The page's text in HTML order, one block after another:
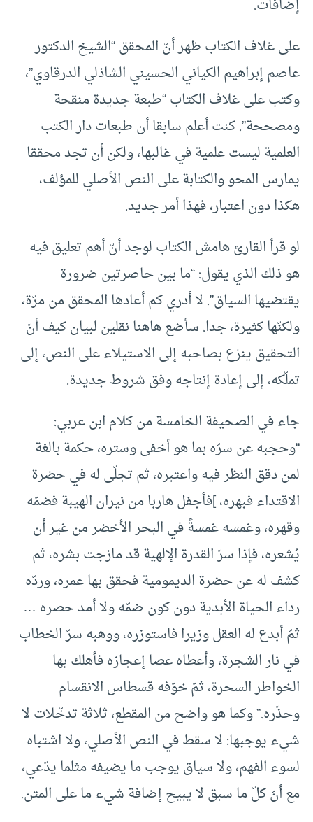
إضافات.
على غلاف الكتاب ظهر أنّ المحقق “الشيخ الدكتور
عاصم إبراهيم الكياني الحسيني الشاذلي الدرقاوي”،
وكتب على غلاف الكتاب “طبعة جديدة منقحة
ومصححة”. كنت أعلم سابقا أن طبعات دار الكتب
العلمية ليست علمية في غالبها، ولكن أن تجد محققا
يمارس المحو والكتابة على النص الأصلي للمؤلف،
هكذا دون اعتبار، فهذا أمر جديد.
لو قرأ القارئ هامش الكتاب لوجد أنّ أهم تعليق فيه
هو ذلك الذي يقول: “ما بين حاصرتين ضرورة
يقتضيها السياق”. لا أدري كم أعادها المحقق من مرّة،
ولكنّها كثيرة، جدا. سأضع هاهنا نقلين لبيان كيف أنّ
التحقيق ينزع بصاحبه إلى الاستيلاء على النص، إلى
تملّكه، إلى إعادة إنتاجه وفق شروط جديدة.
جاء في الصحيفة الخامسة من كلام ابن عربي:
“وحجبه عن سرّه بما هو أخفى وستره، حكمة بالغة
لمن دقق النظر فيه واعتبره، ثم تجلّى له في حضرة
الاقتداء فبهره، ]فأجفل هاربا من نيران الهيبة فضمّه
وقهره، وغمسه غمسةً في البحر الأخضر من غير أن
يُشعره، فإذا سرّ القدرة الإلهية قد مازجت بشره، ثم
كشف له عن حضرة الديمومية فحقق بها عمره، وردّه
رداء الحياة الأبدية دون كون ضمّه ولا أمد حصره …
ثمّ أبدع له العقل وزيرا فاستوزره، ووهبه سرّ الخطاب
في نار الشجرة، وأعطاه عصا إعجازه فأهلك بها
الخواطر السحرة، ثمّ خوّفه قسطاس الانقسام
وحذّره.” وكما هو واضح من المقطع، ثلاثة تدخّلات لا
شيء يوجبها: لا سقط في النص الأصلي، ولا اشتباه
لسوء الفهم، ولا سياق يوجب ما يضيفه مثلما يدّعي،
مع أنّ كلّ ما سبق لا يبيح إضافة شيء ما على المتن.